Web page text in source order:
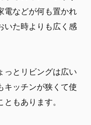
電などが何も置かれ
いた時よりも広く感
っとリビングは広い
キッチンが狭くて使
もあります。